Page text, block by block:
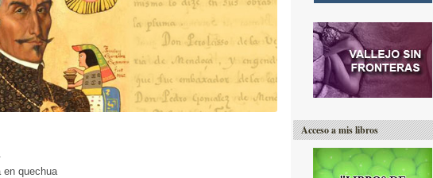
en quechua
Acceso a mis libros